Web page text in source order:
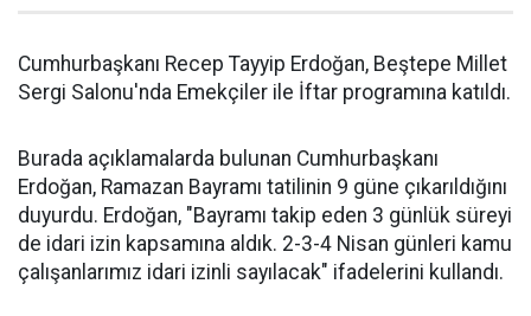
Cumhurbaşkanı Recep Tayyip Erdoğan, Beştepe Millet
Sergi Salonu'nda Emekçiler ile İftar programına katıldı.
Burada açıklamalarda bulunan Cumhurbaşkanı
Erdoğan, Ramazan Bayramı tatilinin 9 güne çıkarıldığını
duyurdu. Erdoğan, "Bayramı takip eden 3 günlük süreyi
de idari izin kapsamına aldık. 2-3-4 Nisan günleri kamu
çalışanlarımız idari izinli sayılacak" ifadelerini kullandı.